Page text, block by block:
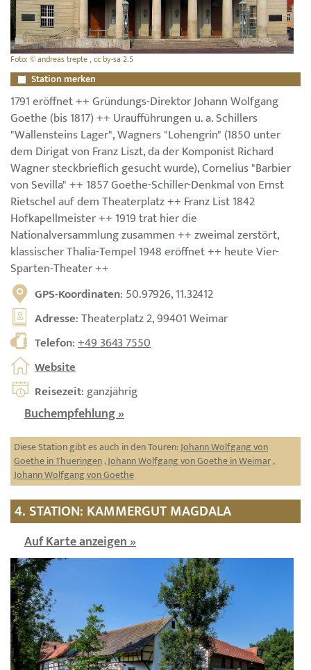
Foto: © andreas trepte , cc by-sa 2.5
Station merken
1791 eröffnet ++ Gründungs-Direktor Johann Wolfgang
Goethe (bis 1817) ++ Uraufführungen u. a. Schillers
"Wallensteins Lager", Wagners "Lohengrin" (1850 unter
dem Dirigat von Franz Liszt, da der Komponist Richard
Wagner steckbrieflich gesucht wurde), Cornelius "Barbier
von Sevilla" ++ 1857 Goethe-Schiller-Denkmal von Ernst
Rietschel auf dem Theaterplatz ++ Franz List 1842
Hofkapellmeister ++ 1919 trat hier die
Nationalversammlung zusammen ++ zweimal zerstört,
klassischer Thalia-Tempel 1948 eröffnet ++ heute Vier-
Sparten-Theater ++
GPS-Koordinaten: 50.97926, 11.32412
Adresse: Theaterplatz 2, 99401 Weimar
Telefon:+49 3643 7550
Website
Reisezeit: ganzjährig
Buchempfehlung »
Diese Station gibt es auch in den Touren:Johann Wolfgang von
Goethe in Thueringen,Johann Wolfgang von Goethe in Weimar,
Johann Wolfgang von Goethe
4. STATION: KAMMERGUT MAGDALA
Auf Karte anzeigen »